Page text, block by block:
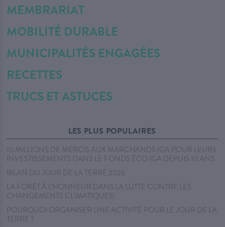
MEMBRARIAT
MOBILITÉ DURABLE
MUNICIPALITÉS ENGAGÉES
RECETTES
TRUCS ET ASTUCES
LES PLUS POPULAIRES
10 MILLIONS DE MERCIS AUX MARCHANDS IGA POUR LEURS
INVESTISSEMENTS DANS LE FONDS ÉCO IGA DEPUIS 10 ANS
BILAN DU JOUR DE LA TERRE 2026
LA FORÊT À L’HONNEUR DANS LA LUTTE CONTRE LES
CHANGEMENTS CLIMATIQUES!
POURQUOI ORGANISER UNE ACTIVITÉ POUR LE JOUR DE LA
TERRE ?